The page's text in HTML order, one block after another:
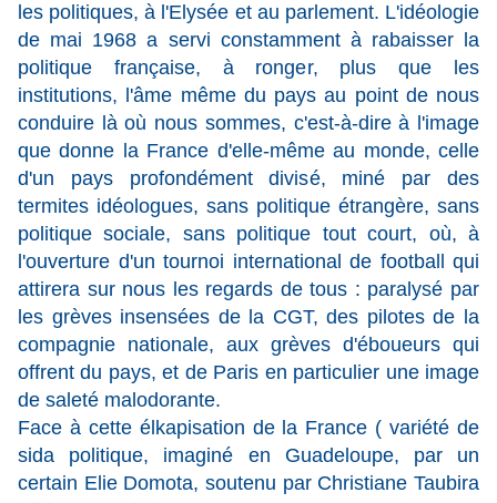
les politiques, à l'Elysée et au parlement. L'idéologie
de mai 1968 a servi constamment à rabaisser la
politique française, à ronger, plus que les
institutions, l'âme même du pays au point de nous
conduire là où nous sommes, c'est-à-dire à l'image
que donne la France d'elle-même au monde, celle
d'un pays profondément divisé, miné par des
termites idéologues, sans politique étrangère, sans
politique sociale, sans politique tout court, où, à
l'ouverture d'un tournoi international de football qui
attirera sur nous les regards de tous : paralysé par
les grèves insensées de la CGT, des pilotes de la
compagnie nationale, aux grèves d'éboueurs qui
offrent du pays, et de Paris en particulier une image
de saleté malodorante.
Face à cette élkapisation de la France ( variété de
sida politique, imaginé en Guadeloupe, par un
certain Elie Domota, soutenu par Christiane Taubira